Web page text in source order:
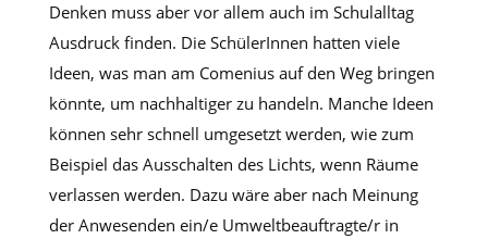
Denken muss aber vor allem auch im Schulalltag
Ausdruck finden. Die SchülerInnen hatten viele
Ideen, was man am Comenius auf den Weg bringen
könnte, um nachhaltiger zu handeln. Manche Ideen
können sehr schnell umgesetzt werden, wie zum
Beispiel das Ausschalten des Lichts, wenn Räume
verlassen werden. Dazu wäre aber nach Meinung
der Anwesenden ein/e Umweltbeauftragte/r in